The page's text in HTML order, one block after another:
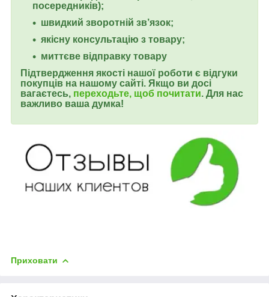
посередників);
швидкий зворотній зв’язок;
якісну консультацію з товару;
миттєве відправку товару
Підтвердження якості нашої роботи є відгуки
покупців на нашому сайті. Якщо ви досі
вагаєтесь, переходьте, щоб почитати. Для нас
важливо ваша думка!
Приховати